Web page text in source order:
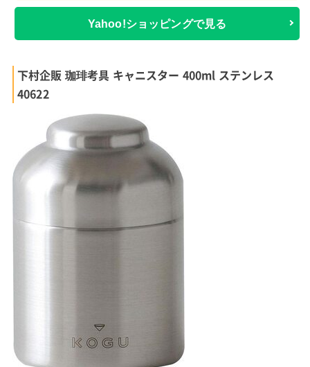
Yahoo!ショッピングで見る
下村企販 珈琲考具 キャニスター 400ml ステンレス
40622